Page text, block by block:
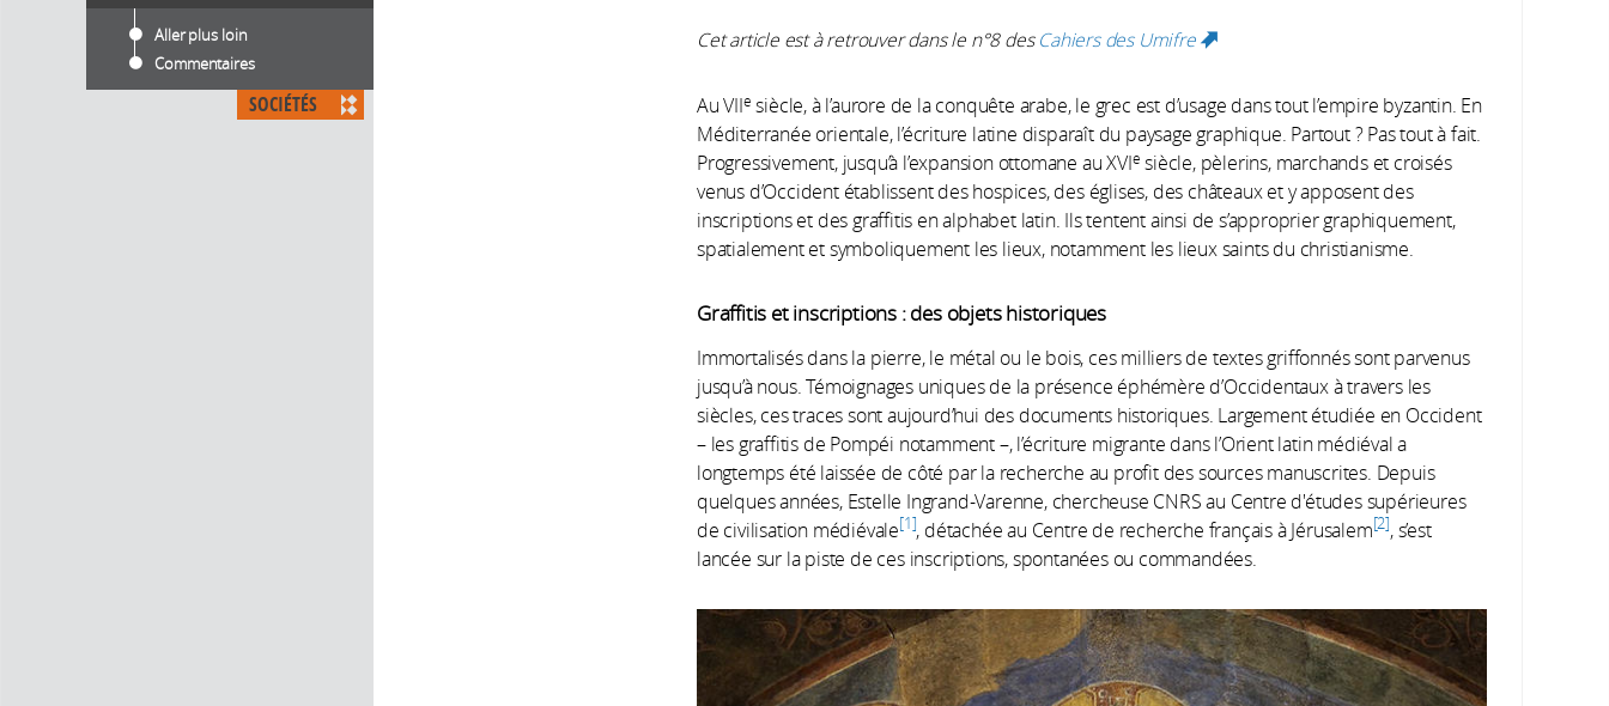
Aller plus loin
Commentaires
SOCIÉTÉS
Cet article est à retrouver dans le n°8 des Cahiers des Umifre
Au VIIe siècle, à l’aurore de la conquête arabe, le grec est d’usage dans tout l’empire byzantin. En
Méditerranée orientale, l’écriture latine disparaît du paysage graphique. Partout ? Pas tout à fait.
Progressivement, jusqu’à l’expansion ottomane au XVIe siècle, pèlerins, marchands et croisés
venus d’Occident établissent des hospices, des églises, des châteaux et y apposent des
inscriptions et des graffitis en alphabet latin. Ils tentent ainsi de s’approprier graphiquement,
spatialement et symboliquement les lieux, notamment les lieux saints du christianisme.
Graffitis et inscriptions : des objets historiques
Immortalisés dans la pierre, le métal ou le bois, ces milliers de textes griffonnés sont parvenus
jusqu’à nous. Témoignages uniques de la présence éphémère d’Occidentaux à travers les
siècles, ces traces sont aujourd’hui des documents historiques. Largement étudiée en Occident
– les graffitis de Pompéi notamment –, l’écriture migrante dans l’Orient latin médiéval a
longtemps été laissée de côté par la recherche au profit des sources manuscrites. Depuis
quelques années, Estelle Ingrand-Varenne, chercheuse CNRS au Centre d'études supérieures
de civilisation médiévale 1 , détachée au Centre de recherche français à Jérusalem 2 , s’est
lancée sur la piste de ces inscriptions, spontanées ou commandées.